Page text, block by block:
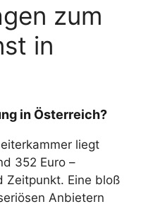
zum
in
in Österreich?
liegt
352 Euro –
Zeitpunkt. Eine bloß
Anbietern